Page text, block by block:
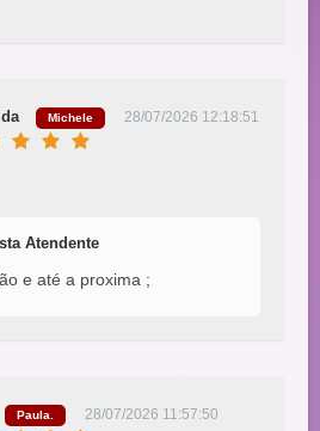
Michele 28/07/2026 12:18:51
Atendente
e até a proxima ;
Paula. 28/07/2026 11:57:50